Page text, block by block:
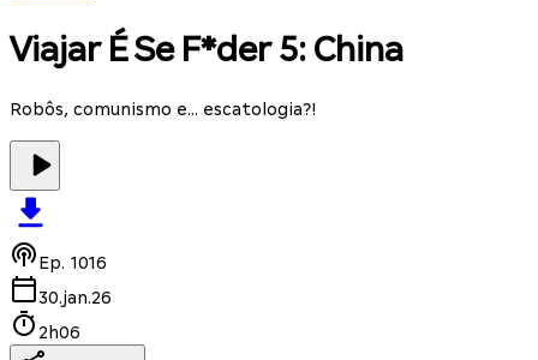
Viajar É Se F*der 5: China
Robôs, comunismo e... escatologia?!
Ep. 1016
30.jan.26
2h06